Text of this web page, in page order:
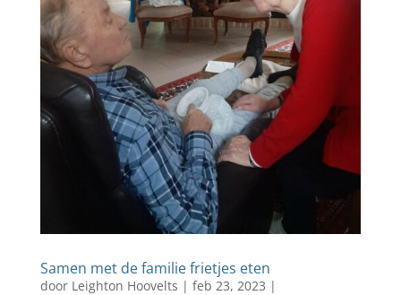
Samen met de familie frietjes eten
door Leighton Hoovelts | feb 23, 2023 |